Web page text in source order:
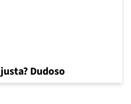
Dudoso